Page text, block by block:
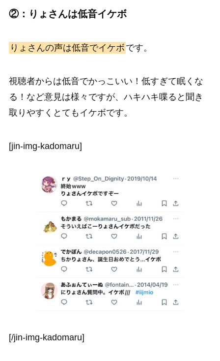
②：りょさんは低音イケボ
りょさんの声は低音でイケボ です。
視聴者からは低音でかっこいい！低すぎて眠くな
る！など意見は様々ですが、ハキハキ喋ると聞き
取りやすくとてもイケボです。
[jin-img-kadomaru]
[/jin-img-kadomaru]